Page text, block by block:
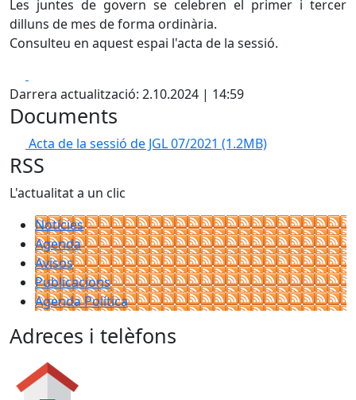
Les juntes de govern se celebren el primer i tercer
dilluns de mes de forma ordinària.
Consulteu en aquest espai l'acta de la sessió.
Darrera actualització: 2.10.2024 | 14:59
Documents
Acta de la sessió de JGL 07/2021 (1.2MB)
RSS
L'actualitat a un clic
Notícies
Agenda
Avisos
Publicacions
Agenda Política
Adreces i telèfons